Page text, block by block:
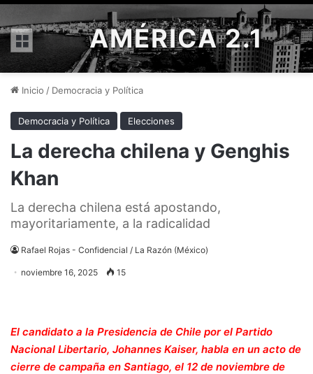
Menú AMÉRICA 2.1
Inicio / Democracia y Política
Democracia y Política Elecciones
La derecha chilena y Genghis
Khan
La derecha chilena está apostando,
mayoritariamente, a la radicalidad
Rafael Rojas - Confidencial / La Razón (México)
noviembre 16, 2025 15
El candidato a la Presidencia de Chile por el Partido
Nacional Libertario, Johannes Kaiser, habla en un acto de
cierre de campaña en Santiago, el 12 de noviembre de